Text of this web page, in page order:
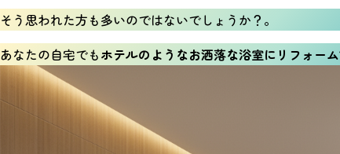
そう思われた方も多いのではないでしょうか？。
あなたの自宅でもホテルのようなお洒落な浴室にリフォー